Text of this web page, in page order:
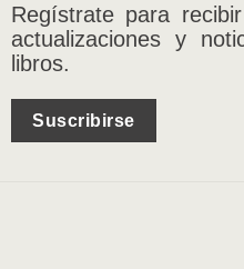
Regístrate para
actualizaciones y
libros.
Suscribirse